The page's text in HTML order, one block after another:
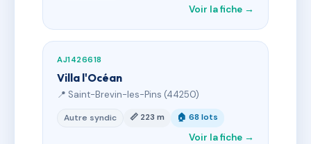
Voir la fiche →
AJ1426618
Villa l'Océan
📍 Saint-Brevin-les-Pins (44250)
Autre syndic 📏 223 m 🏠 68 lots
Voir la fiche →